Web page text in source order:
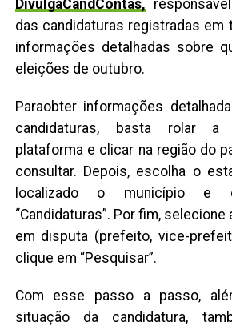
DivulgaCandContas,
das candidaturas registradas em
informações detalhadas sobre
eleições de outubro.
Paraobter informações
candidaturas, basta rolar
plataforma e clicar na região do
consultar. Depois, escolha o
localizado o município e
“Candidaturas”. Por fim,
em disputa (prefeito, vice-
clique em “Pesquisar”.
Com esse passo a passo,
situação da candidatura,